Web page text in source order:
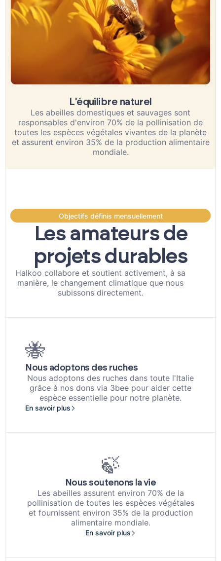
L'équilibre naturel
Les abeilles domestiques et sauvages sont
responsables d'environ 70% de la pollinisation de
toutes les espèces végétales vivantes de la planète
et assurent environ 35% de la production alimentaire
mondiale.
Objectifs définis mensuellement
Les amateurs de
projets durables
Halkoo collabore et soutient activement, à sa
manière, le changement climatique que nous
subissons directement.
🐝
Nous adoptons des ruches
Nous adoptons des ruches dans toute l'Italie
grâce à nos dons via 3bee pour aider cette
espèce essentielle pour notre planète.
En savoir plus
🍃
Nous soutenons la vie
Les abeilles assurent environ 70% de la
pollinisation de toutes les espèces végétales
et fournissent environ 35% de la production
alimentaire mondiale.
En savoir plus